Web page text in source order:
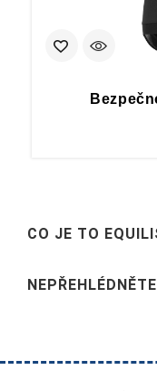
CO JE TO
NEPŘEHLÉDNĚTE